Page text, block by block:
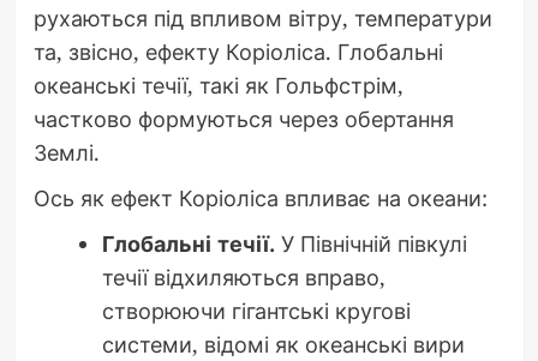
рухаються під впливом вітру, температури
та, звісно, ефекту Коріоліса. Глобальні
океанські течії, такі як Гольфстрім,
частково формуються через обертання
Землі.
Ось як ефект Коріоліса впливає на океани:
Глобальні течії. У Північній півкулі
течії відхиляються вправо,
створюючи гігантські кругові
системи, відомі як океанські вири